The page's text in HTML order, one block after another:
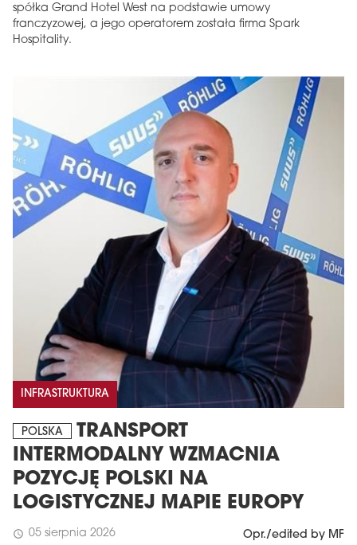
spółka Grand Hotel West na podstawie umowy
franczyzowej, a jego operatorem została firma Spark
Hospitality.
INFRASTRUKTURA
POLSKA
TRANSPORT
INTERMODALNY WZMACNIA
POZYCJĘ POLSKI NA
LOGISTYCZNEJ MAPIE EUROPY
schedule 05 sierpnia 2026 Opr./edited by MF